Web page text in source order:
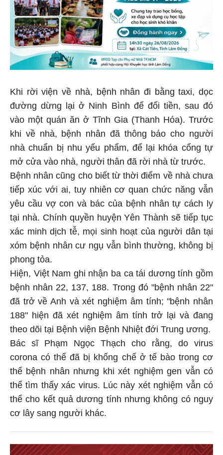
Khi rời viện về nhà, bệnh nhân đi bằng taxi, dọc
đường dừng lại ở Ninh Bình để đổi tiền, sau đó
vào một quán ăn ở Tĩnh Gia (Thanh Hóa). Trước
khi về nhà, bệnh nhân đã thông báo cho người
nhà chuẩn bị nhu yếu phẩm, để lại khóa cổng tự
mở cửa vào nhà, người thân đã rời nhà từ trước.
Bệnh nhân cũng cho biết từ thời điểm về nhà chưa
tiếp xúc với ai, tuy nhiên cơ quan chức năng vẫn
yêu cầu vợ con và bác của bệnh nhân tự cách ly
tại nhà. Chính quyền huyện Yên Thành sẽ tiếp tục
xác minh dịch tễ, mọi sinh hoạt của người dân tại
xóm bệnh nhân cư ngụ vẫn bình thường, không bị
phong tỏa.
Hiện, Việt Nam ghi nhận ba ca tái dương tính gồm
bệnh nhân 22, 137, 188. Trong đó "bệnh nhân 22"
đã trở về Anh và xét nghiệm âm tính; "bệnh nhân
188" hiện đã xét nghiệm âm tính trở lại và đang
theo dõi tại Bệnh viện Bệnh Nhiệt đới Trung ương.
Bác sĩ Phạm Ngọc Thạch cho rằng, do virus
corona có thể đã bị khống chế ở tế bào trong cơ
thể bệnh nhân nhưng khi xét nghiệm gen vẫn có
thể tìm thấy xác virus. Lúc này xét nghiệm vẫn có
thể cho kết quả dương tính nhưng không có nguy
cơ lây sang người khác.